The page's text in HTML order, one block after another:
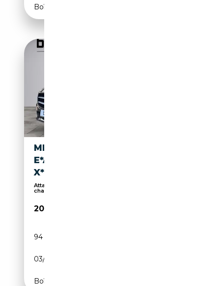
Boîte automatique
MERCEDES-BENZ B 250
E*AHK*TOTWINKEL*PDC*MBU
X*LED*
Attache remorque, Chauffage auxiliaire, Sièges
cha...
20 500€
94 881 km
03/2021
Boîte automatique